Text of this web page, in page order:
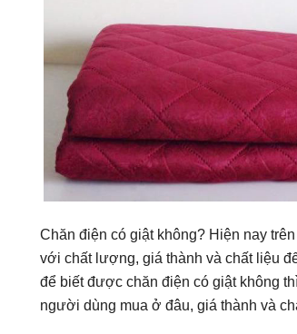
Chăn điện có giật không? Hiện nay
với chất lượng, giá thành và chất liệu
để biết được chăn điện có giật không
người dùng mua ở đâu, giá thành và